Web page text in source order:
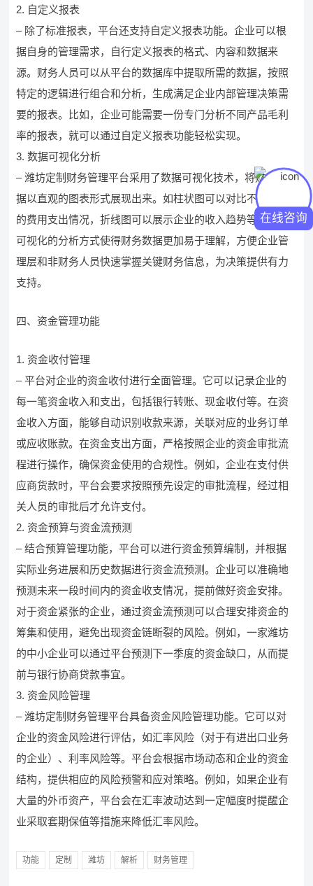
2. 自定义报表
– 除了标准报表，平台还支持自定义报表功能。企业可以根
据自身的管理需求，自行定义报表的格式、内容和数据来
源。财务人员可以从平台的数据库中提取所需的数据，按照
特定的逻辑进行组合和分析，生成满足企业内部管理决策需
要的报表。比如，企业可能需要一份专门分析不同产品毛利
率的报表，就可以通过自定义报表功能轻松实现。
3. 数据可视化分析
– 潍坊定制财务管理平台采用了数据可视化技术，将财务数
据以直观的图表形式展现出来。如柱状图可以对比不同部门
的费用支出情况，折线图可以展示企业的收入趋势等。这种
可视化的分析方式使得财务数据更加易于理解，方便企业管
理层和非财务人员快速掌握关键财务信息，为决策提供有力
支持。
四、资金管理功能
1. 资金收付管理
– 平台对企业的资金收付进行全面管理。它可以记录企业的
每一笔资金收入和支出，包括银行转账、现金收付等。在资
金收入方面，能够自动识别收款来源，关联对应的业务订单
或应收账款。在资金支出方面，严格按照企业的资金审批流
程进行操作，确保资金使用的合规性。例如，企业在支付供
应商货款时，平台会要求按照预先设定的审批流程，经过相
关人员的审批后才允许支付。
2. 资金预算与资金流预测
– 结合预算管理功能，平台可以进行资金预算编制，并根据
实际业务进展和历史数据进行资金流预测。企业可以准确地
预测未来一段时间内的资金收支情况，提前做好资金安排。
对于资金紧张的企业，通过资金流预测可以合理安排资金的
筹集和使用，避免出现资金链断裂的风险。例如，一家潍坊
的中小企业可以通过平台预测下一季度的资金缺口，从而提
前与银行协商贷款事宜。
3. 资金风险管理
– 潍坊定制财务管理平台具备资金风险管理功能。它可以对
企业的资金风险进行评估，如汇率风险（对于有进出口业务
的企业）、利率风险等。平台会根据市场动态和企业的资金
结构，提供相应的风险预警和应对策略。例如，如果企业有
大量的外币资产，平台会在汇率波动达到一定幅度时提醒企
业采取套期保值等措施来降低汇率风险。
功能 定制 潍坊 解析 财务管理
在线咨询